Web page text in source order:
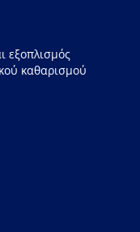
εξοπλισμός
καθαρισμού